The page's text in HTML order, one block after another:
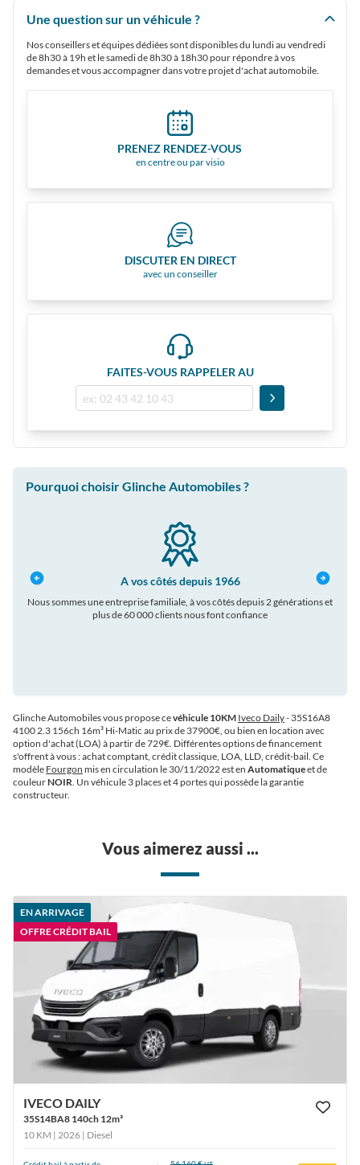
Une question sur un véhicule ?
Nos conseillers et équipes dédiées sont disponibles du lundi au vendredi
de 8h30 à 19h et le samedi de 8h30 à 18h30 pour répondre à vos
demandes et vous accompagner dans votre projet d'achat automobile.
PRENEZ RENDEZ-VOUS
en centre ou par visio
DISCUTER EN DIRECT
avec un conseiller
FAITES-VOUS RAPPELER AU
Pourquoi choisir Glinche Automobiles ?
A vos côtés depuis 1966
Nous sommes une entreprise familiale, à vos côtés depuis 2 générations et
plus de 60 000 clients nous font confiance
Glinche Automobiles vous propose cevéhicule 10KM Iveco Daily- 35S16A8
4100 2.3 156ch 16m³ Hi-Matic au prix de 37900€, ou bien en location avec
option d'achat (LOA) à partir de 729€. Différentes options de financement
s'offrent à vous : achat comptant, crédit classique, LOA, LLD, crédit-bail. Ce
modèle Fourgon mis en circulation le 30/11/2022 est en Automatiqueet de
couleurNOIR. Un véhicule 3 places et 4 portes qui possède la garantie
constructeur.
Vous aimerez aussi ...
EN ARRIVAGE
OFFRE CRÉDIT BAIL
IVECO DAILY
35S14BA8 140ch 12m³
10 KM | 2026 | Diesel